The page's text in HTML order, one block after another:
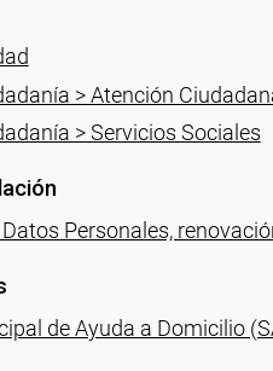
> Atención
> Servicios Sociales
Personales,
de Ayuda a Domicilio